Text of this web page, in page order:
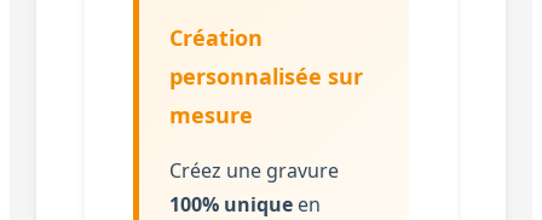
Création
personnalisée sur
mesure
Créez une gravure
100% uniqueen